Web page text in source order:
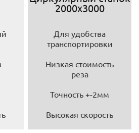
2000х3000
Для удобства
транспортировки
Низкая стоимость
реза
Точность +-2мм
Высокая скорость